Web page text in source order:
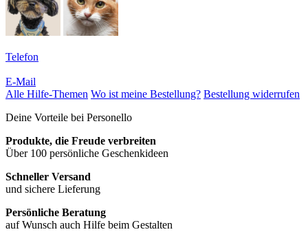
Telefon
E-Mail
Alle Hilfe-Themen Wo ist meine Bestellung? Bestellung widerrufen
Deine Vorteile bei Personello
Produkte, die Freude verbreiten
Über 100 persönliche Geschenkideen
Schneller Versand
und sichere Lieferung
Persönliche Beratung
auf Wunsch auch Hilfe beim Gestalten